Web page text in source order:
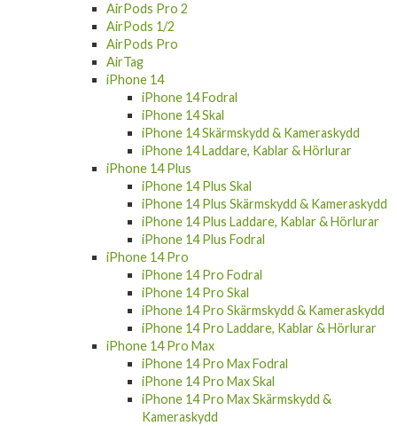
AirPods Pro 2
AirPods 1/2
AirPods Pro
AirTag
iPhone 14
iPhone 14 Fodral
iPhone 14 Skal
iPhone 14 Skärmskydd & Kameraskydd
iPhone 14 Laddare, Kablar & Hörlurar
iPhone 14 Plus
iPhone 14 Plus Skal
iPhone 14 Plus Skärmskydd & Kameraskydd
iPhone 14 Plus Laddare, Kablar & Hörlurar
iPhone 14 Plus Fodral
iPhone 14 Pro
iPhone 14 Pro Fodral
iPhone 14 Pro Skal
iPhone 14 Pro Skärmskydd & Kameraskydd
iPhone 14 Pro Laddare, Kablar & Hörlurar
iPhone 14 Pro Max
iPhone 14 Pro Max Fodral
iPhone 14 Pro Max Skal
iPhone 14 Pro Max Skärmskydd &
Kameraskydd